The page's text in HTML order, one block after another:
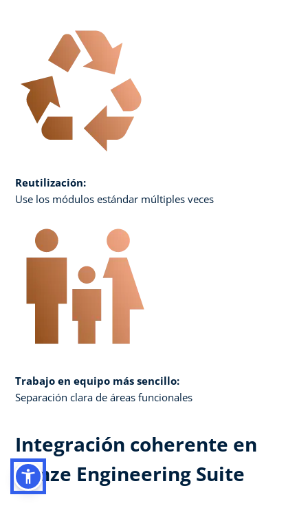
Reutilización:
Use los módulos estándar múltiples veces
Trabajo en equipo más sencillo:
Separación clara de áreas funcionales
Integración coherente en
Lenze Engineering Suite